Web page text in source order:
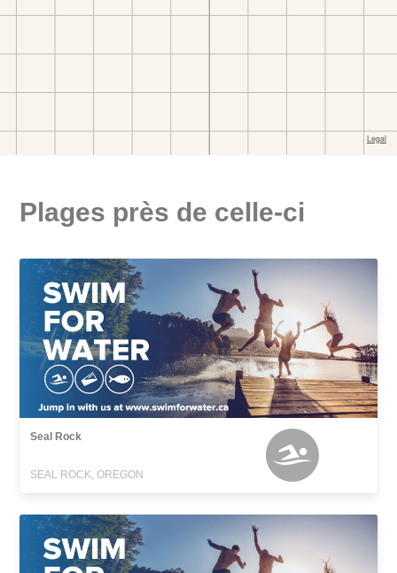
Plages près de celle-ci
Seal Rock
SEAL ROCK, OREGON